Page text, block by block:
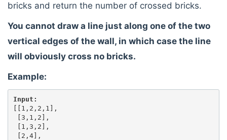
bricks and return the number of crossed bricks.
You cannot draw a line just along one of the two
vertical edges of the wall, in which case the line
will obviously cross no bricks.
Example:
Input:
[[1,2,2,1],
[3,1,2],
[1,3,2],
[2,4],